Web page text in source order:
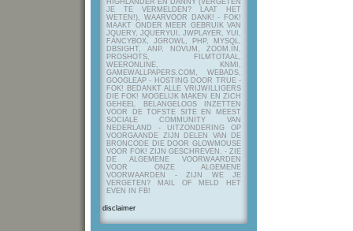
HIGHLANDER EN DANNY (VERGETEN
JE TE VERMELDEN? LAAT HET
WETEN!), WAARVOOR DANK! - FOK!
MAAKT ONDER MEER GEBRUIK VAN
JQUERY, JQUERYUI, JWPLAYER, YUI,
FANCYBOX, JGROWL, PHP, MYSQL,
DBSIGHT, ANP, NOVUM, ZOOM.IN,
PROSHOTS, FILMTOTAAL,
WEERONLINE, KNMI,
GAMEWALLPAPERS.COM, WEBADS,
GOOGLEAP - HOSTING DOOR TRUE -
FOK! BEDANKT ALLE VRIJWILLIGERS
DIE FOK! MOGELIJK MAKEN EN ZICH
GEHEEL BELANGELOOS INZETTEN
VOOR DE TOFSTE SITE EN MEEST
SOCIALE COMMUNITY VAN
NEDERLAND - UITZONDERING OP
VOORGAANDE ZIJN DELEN VAN DE
BRONCODE DIE DOOR GLOWMOUSE
VOOR FOK! ZIJN GESCHREVEN. - ZIE
DE ALGEMENE VOORWAARDEN
VOOR ONZE ALGEMENE
VOORWAARDEN - ZIJN WE JE
VERGETEN? MAIL OF MELD HET
EVEN IN FB!
disclaimer